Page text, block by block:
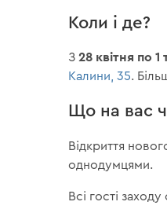
Коли і де?
З28 квітня по 1
Калини, 35.
Що на вас
Відкриття
однодумцями.
Всі гості